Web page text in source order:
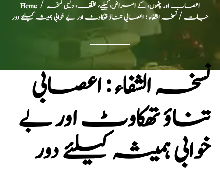
Home/ اعصاب اور پٹھوں، کے امراض، کیلیے، مختلف، دیسی نسخہ
جات / نسخہ الشفاء : اعصابی تناؤ تھکاوٹ اور بے خوابی ہمیشہ کیلئے دور
نسخہ الشفاء : اعصابی
تناؤ تھکاوٹ اور بے
خوابی ہمیشہ کیلئے دور